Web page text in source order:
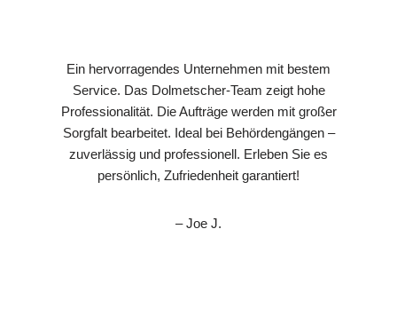
Ein hervorragendes Unternehmen mit bestem
Service. Das Dolmetscher-Team zeigt hohe
Professionalität. Die Aufträge werden mit großer
Sorgfalt bearbeitet. Ideal bei Behördengängen –
zuverlässig und professionell. Erleben Sie es
persönlich, Zufriedenheit garantiert!
– Joe J.